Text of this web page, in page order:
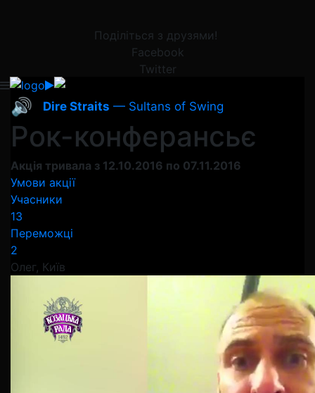
Поділіться з друзями!
Facebook
Twitter
🔊 Dire Straits — Sultans of Swing
Рок-конферансьє
Акція тривала з 12.10.2016 по 07.11.2016
Умови акції
Учасники
13
Переможці
2
Олег, Київ